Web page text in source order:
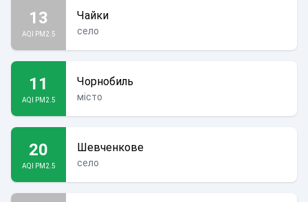
13
AQI PM2.5
Чайки
село
11
AQI PM2.5
Чорнобиль
місто
20
AQI PM2.5
Шевченкове
село